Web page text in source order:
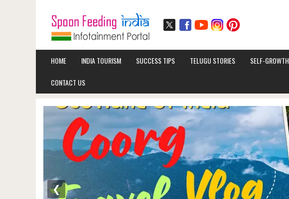
HOME INDIA TOURISM SUCCESS TIPS TELUGU STORIES SELF-GROWTH
CONTACT US
❮